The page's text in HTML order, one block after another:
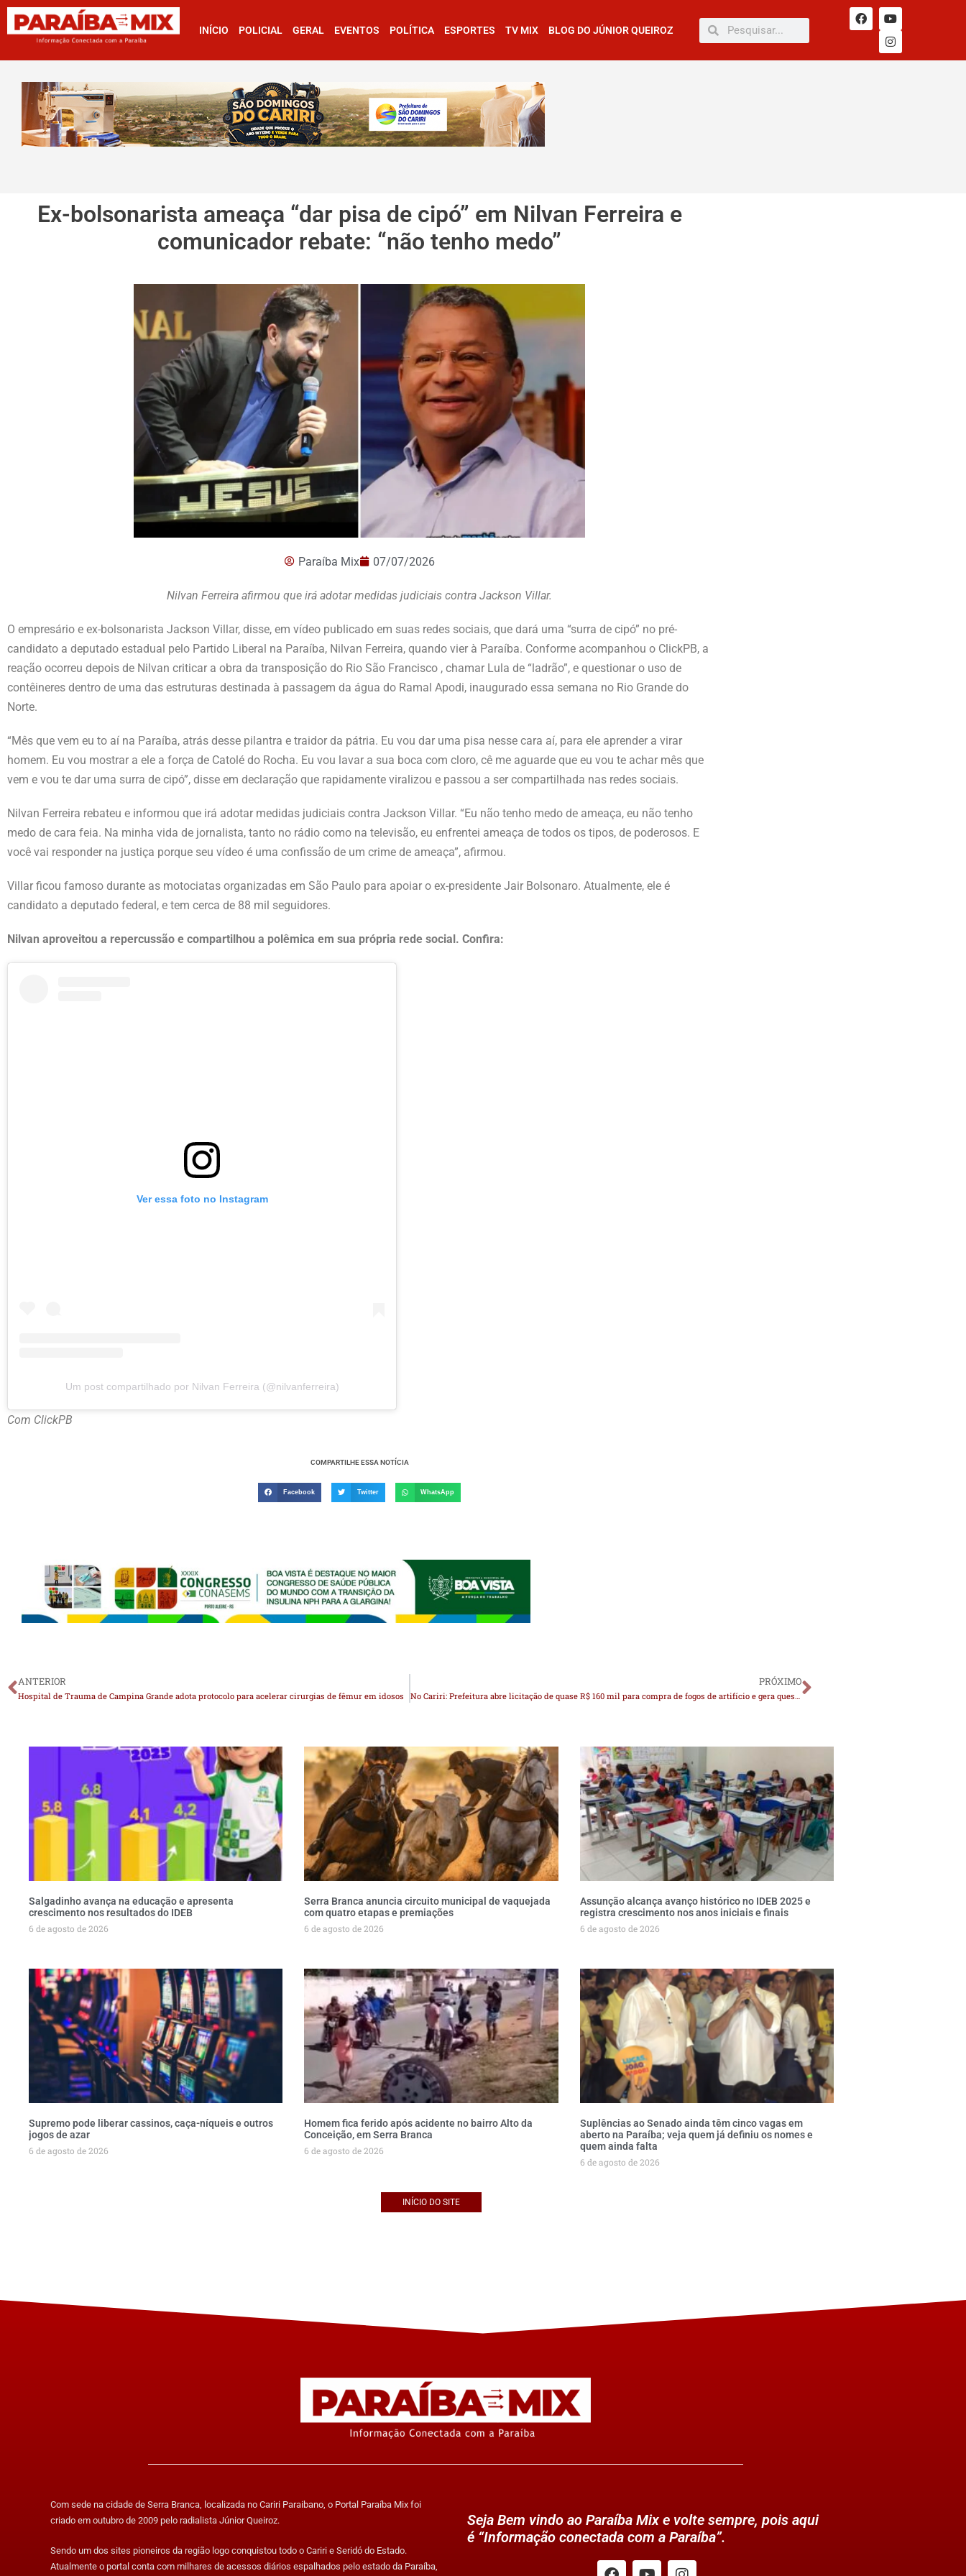
INÍCIO POLICIAL GERAL EVENTOS POLÍTICA ESPORTES TV MIX BLOG DO JÚNIOR QUEIROZ
Ex-bolsonarista ameaça “dar pisa de cipó” em Nilvan Ferreira e
comunicador rebate: “não tenho medo”
Paraíba Mix 07/07/2026
Nilvan Ferreira afirmou que irá adotar medidas judiciais contra Jackson Villar.
O empresário e ex-bolsonarista Jackson Villar, disse, em vídeo publicado em suas redes sociais, que dará uma “surra de cipó” no pré-
candidato a deputado estadual pelo Partido Liberal na Paraíba, Nilvan Ferreira, quando vier à Paraíba. Conforme acompanhou o ClickPB, a
reação ocorreu depois de Nilvan criticar a obra da transposição do Rio São Francisco , chamar Lula de “ladrão”, e questionar o uso de
contêineres dentro de uma das estruturas destinada à passagem da água do Ramal Apodi, inaugurado essa semana no Rio Grande do
Norte.
“Mês que vem eu to aí na Paraíba, atrás desse pilantra e traidor da pátria. Eu vou dar uma pisa nesse cara aí, para ele aprender a virar
homem. Eu vou mostrar a ele a força de Catolé do Rocha. Eu vou lavar a sua boca com cloro, cê me aguarde que eu vou te achar mês que
vem e vou te dar uma surra de cipó”, disse em declaração que rapidamente viralizou e passou a ser compartilhada nas redes sociais.
Nilvan Ferreira rebateu e informou que irá adotar medidas judiciais contra Jackson Villar. “Eu não tenho medo de ameaça, eu não tenho
medo de cara feia. Na minha vida de jornalista, tanto no rádio como na televisão, eu enfrentei ameaça de todos os tipos, de poderosos. E
você vai responder na justiça porque seu vídeo é uma confissão de um crime de ameaça”, afirmou.
Villar ficou famoso durante as motociatas organizadas em São Paulo para apoiar o ex-presidente Jair Bolsonaro. Atualmente, ele é
candidato a deputado federal, e tem cerca de 88 mil seguidores.
Nilvan aproveitou a repercussão e compartilhou a polêmica em sua própria rede social. Confira:
Ver essa foto no Instagram
Um post compartilhado por Nilvan Ferreira (@nilvanferreira)
Com ClickPB
COMPARTILHE ESSA NOTÍCIA
Facebook Twitter WhatsApp
ANTERIOR
Hospital de Trauma de Campina Grande adota protocolo para acelerar cirurgias de fêmur em idosos
PRÓXIMO
No Cariri: Prefeitura abre licitação de quase R$ 160 mil para compra de fogos de artifício e gera questionamentos
Salgadinho avança na educação e apresenta
crescimento nos resultados do IDEB
6 de agosto de 2026
Serra Branca anuncia circuito municipal de vaquejada
com quatro etapas e premiações
6 de agosto de 2026
Assunção alcança avanço histórico no IDEB 2025 e
registra crescimento nos anos iniciais e finais
6 de agosto de 2026
Supremo pode liberar cassinos, caça-níqueis e outros
jogos de azar
6 de agosto de 2026
Homem fica ferido após acidente no bairro Alto da
Conceição, em Serra Branca
6 de agosto de 2026
Suplências ao Senado ainda têm cinco vagas em
aberto na Paraíba; veja quem já definiu os nomes e
quem ainda falta
6 de agosto de 2026
INÍCIO DO SITE
Com sede na cidade de Serra Branca, localizada no Cariri Paraibano, o Portal Paraíba Mix foi
criado em outubro de 2009 pelo radialista Júnior Queiroz.
Sendo um dos sites pioneiros da região logo conquistou todo o Cariri e Seridó do Estado.
Atualmente o portal conta com milhares de acessos diários espalhados pelo estado da Paraíba,
Seja Bem vindo ao Paraíba Mix e volte sempre, pois aqui
é “Informação conectada com a Paraíba”.